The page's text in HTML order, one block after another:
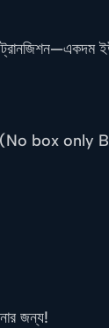
box only
জন্য!